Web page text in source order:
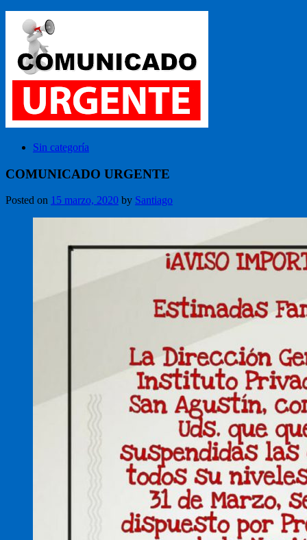
Sin categoría
COMUNICADO URGENTE
Posted on 15 marzo, 2020 by Santiago